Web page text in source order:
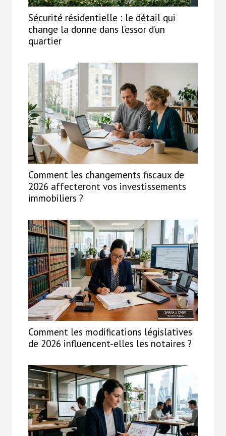
Sécurité résidentielle : le détail qui
change la donne dans l’essor d’un
quartier
Comment les changements fiscaux de
2026 affecteront vos investissements
immobiliers ?
Comment les modifications législatives
de 2026 influencent-elles les notaires ?